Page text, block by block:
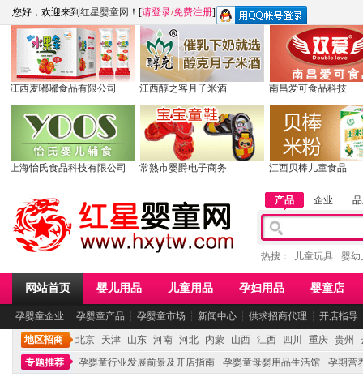
您好，欢迎来到 红星婴童网 ！[请登录/免费注册]
江西麦嘟嘟食品有限公司 江西醇之客月子米酒 南昌爱可食品科技
上海怡氏食品科技有限公司 常熟市婴爵电子商务 江西贝棒儿童食品
产品 企业
热搜： 儿童玩具 婴幼
网站首页 婴儿用品 儿童用品 孕妇用品 婴童店
孕婴童企业 ┆ 孕婴童产品 ┆ 孕婴童市场 ┆ 新闻中心 ┆ 供求招商代理 ┆ 开店指导
地区招商 北京 天津 山东 河南 河北 内蒙 山西 江西 四川 重庆 贵州
专题推荐
孕婴童行业发展前景及开店指南 孕婴童母婴用品生活馆 孕期营